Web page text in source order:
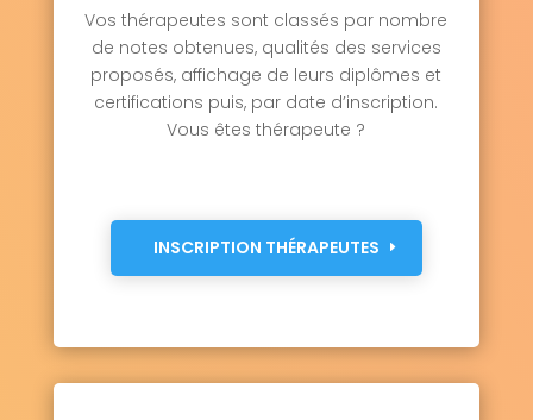
Vos thérapeutes sont classés par nombre
de notes obtenues, qualités des services
proposés, affichage de leurs diplômes et
certifications puis, par date d’inscription.
Vous êtes thérapeute ?
INSCRIPTION THÉRAPEUTES